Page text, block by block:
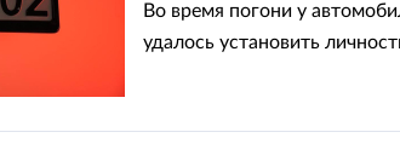
Во время погони у
удалось установить